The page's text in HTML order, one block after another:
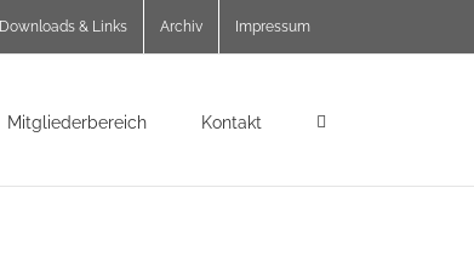
Downloads & Links Archiv Impressum
Mitgliederbereich Kontakt